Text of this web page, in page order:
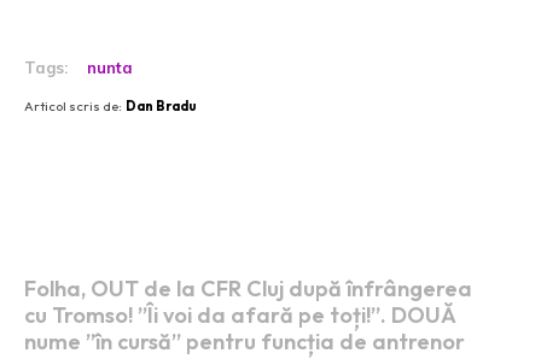
Tags: nunta
Articol scris de: Dan Bradu
Folha, OUT de la CFR Cluj după înfrângerea
cu Tromso! ”Îi voi da afară pe toți!”. DOUĂ
nume ”în cursă” pentru funcția de antrenor